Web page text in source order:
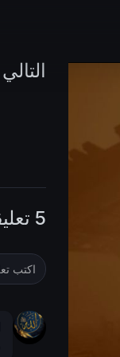
التالي
5 تعليقات